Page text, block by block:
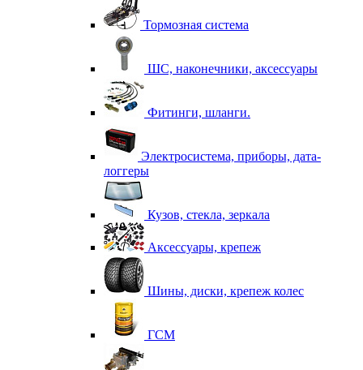
Тормозная система
ШС, наконечники, аксессуары
Фитинги, шланги.
Электросистема, приборы, дата-
логгеры
Кузов, стекла, зеркала
Аксессуары, крепеж
Шины, диски, крепеж колес
ГСМ